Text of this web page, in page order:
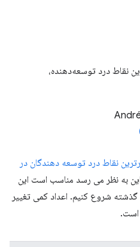
نقاط درد توسعه‌دهنده،
نقاط درد توسعه دهندگان در
به نظر می رسد مناسب است این
با به روز رسانی در 2 فصل گذشته شروع کنیم. اعداد کمی تغییر
است.